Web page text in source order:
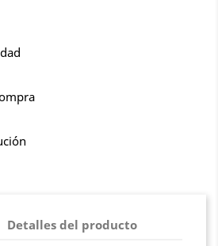
Detalles del producto